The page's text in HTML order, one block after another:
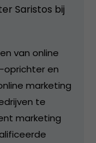
Saristos bij
van online
oprichter en
marketing
te
marketing